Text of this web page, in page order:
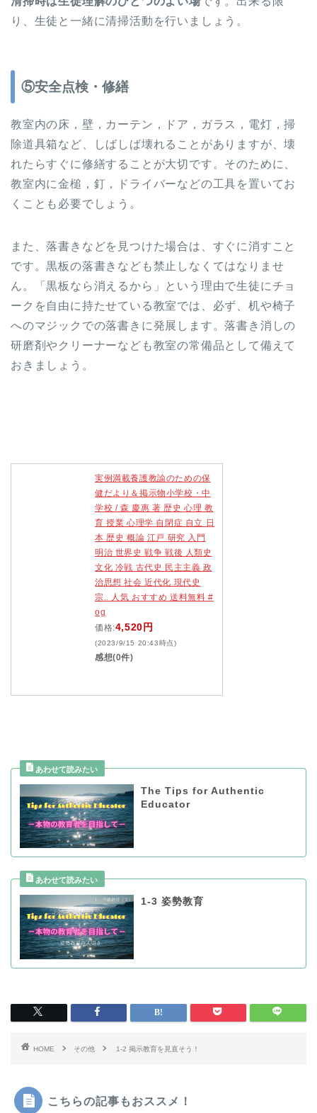
り、生徒と一緒に清掃活動を行いましょう。
⑤安全点検・修繕
教室内の床，壁，カーテン，ドア，ガラス，電灯，掃
除道具箱など、しばしば壊れることがありますが、壊
れたらすぐに修繕することが大切です。そのために、
教室内に金槌，釘，ドライバーなどの工具を置いてお
くことも必要でしょう。
また、落書きなどを見つけた場合は、すぐに消すこと
です。黒板の落書きなども禁止しなくてはなりませ
ん。「黒板なら消えるから」という理由で生徒にチョ
ークを自由に持たせている教室では、必ず、机や椅子
へのマジックでの落書きに発展します。落書き消しの
研磨剤やクリーナーなども教室の常備品として備えて
おきましょう。
実例満載養護教諭のための保
健だより＆掲示物小学校・中
学校 / 森 慶惠 著 歴史 心理 教
育 授業 心理学 自閉症 自立 日
本 歴史 概論 江戸 研究 入門
明治 世界史 戦争 戦後 人類史
文化 冷戦 古代史 民主主義 政
治思想 社会 近代化 現代史
宗.. 人気 おすすめ 送料無料 #
og
価格:4,520円
(2023/9/15 20:43時点)
感想(0件)
The Tips for Authentic
Educator
1-3 姿勢教育
HOME その他 1-2 掲示教育を見直そう！
こちらの記事もおススメ！